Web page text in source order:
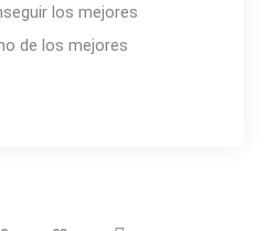
los mejores
de los mejores